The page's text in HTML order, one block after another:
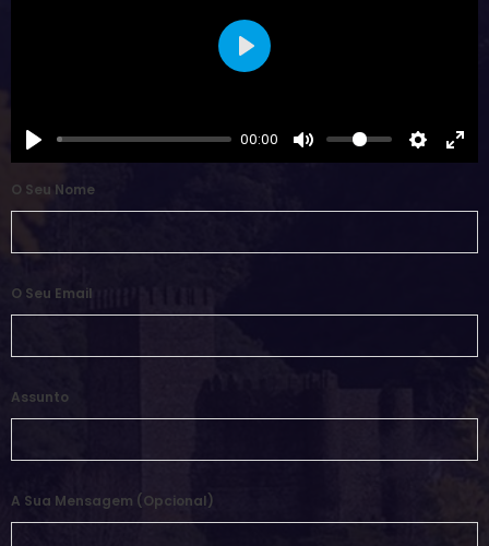
00:00
Play
O Seu Nome
O Seu Email
Assunto
A Sua Mensagem (opcional)